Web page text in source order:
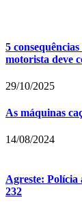
5
motorista deve
29/10/2025
As máquinas
14/08/2024
Agreste: Polícia
232